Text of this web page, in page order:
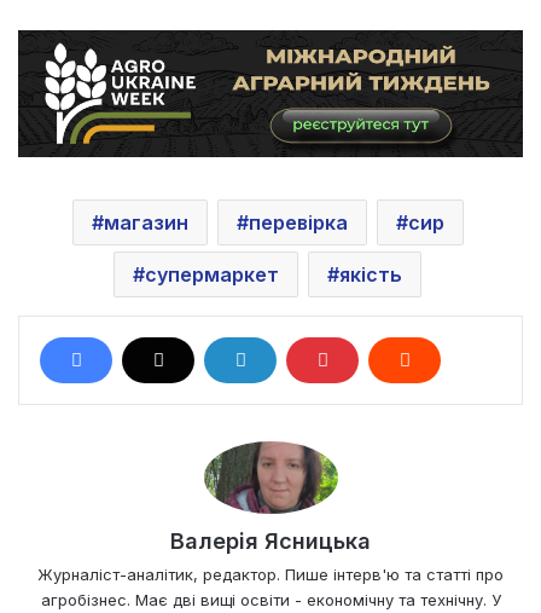
магазин перевірка сир
супермаркет якість
Валерія Ясницька
Журналіст-аналітик, редактор. Пише інтерв'ю та статті про
агробізнес. Має дві вищі освіти - економічну та технічну. У